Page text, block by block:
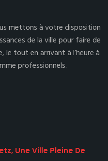
mettons à votre disposition
de la ville pour faire de
tout en arrivant à l’heure à
professionnels.
Une Ville Pleine De